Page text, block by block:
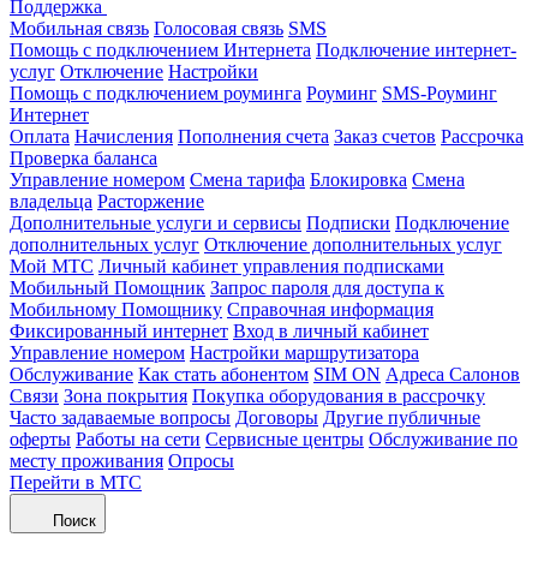
Поддержка
Мобильная связь Голосовая связь SMS
Помощь с подключением Интернета Подключение интернет-
услуг Отключение Настройки
Помощь с подключением роуминга Роуминг SMS-Роуминг
Интернет
Оплата Начисления Пополнения счета Заказ счетов Рассрочка
Проверка баланса
Управление номером Смена тарифа Блокировка Смена
владельца Расторжение
Дополнительные услуги и сервисы Подписки Подключение
дополнительных услуг Отключение дополнительных услуг
Мой МТС Личный кабинет управления подписками
Мобильный Помощник Запрос пароля для доступа к
Мобильному Помощнику Справочная информация
Фиксированный интернет Вход в личный кабинет
Управление номером Настройки маршрутизатора
Обслуживание Как стать абонентом SIM ON Адреса Салонов
Связи Зона покрытия Покупка оборудования в рассрочку
Часто задаваемые вопросы Договоры Другие публичные
оферты Работы на сети Сервисные центры Обслуживание по
месту проживания Опросы
Перейти в МТС
Поиск